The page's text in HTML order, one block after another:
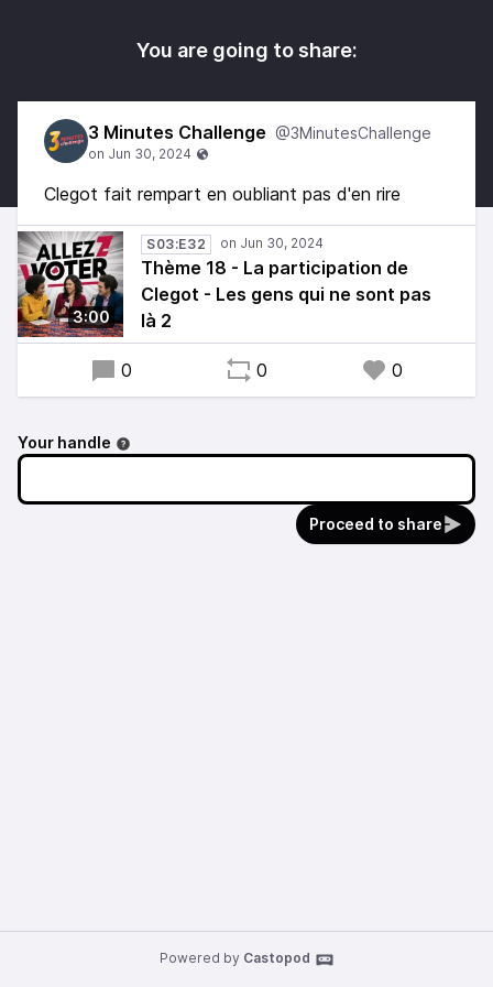
You are going to share:
3 Minutes Challenge @3MinutesChallenge
Clegot fait rempart en oubliant pas d'en rire
3:00
S03:E32
Thème 18 - La participation de
Clegot - Les gens qui ne sont pas
là 2
0 0 0
Your handle
Proceed to share
Powered by Castopod